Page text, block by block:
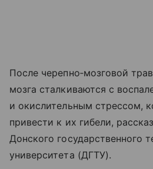
После черепно‑мозговой
мозга сталкиваются с
и окислительным стрессом,
привести к их гибели,
Донского государственного
университета (ДГТУ).